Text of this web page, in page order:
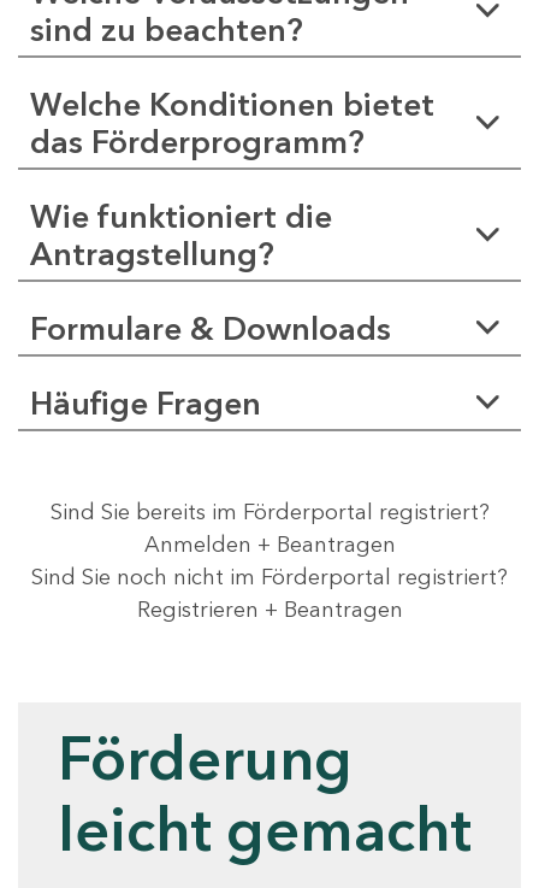
sind zu beachten?
Welche Konditionen bietet
das Förderprogramm?
Wie funktioniert die
Antragstellung?
Formulare & Downloads
Häufige Fragen
Sind Sie bereits im Förderportal registriert?
Anmelden + Beantragen
Sind Sie noch nicht im Förderportal registriert?
Registrieren + Beantragen
Förderung
leicht gemacht